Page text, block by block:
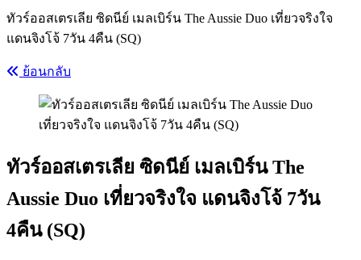
ทัวร์ออสเตรเลีย ซิดนีย์ เมลเบิร์น The Aussie Duo เที่ยวจริงใจ
แดนจิงโจ้ 7วัน 4คืน (SQ)
ย้อนกลับ
ทัวร์ออสเตรเลีย ซิดนีย์ เมลเบิร์น The
Aussie Duo เที่ยวจริงใจ แดนจิงโจ้ 7วัน
4คืน (SQ)